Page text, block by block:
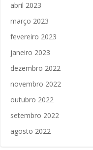
abril 2023
março 2023
fevereiro 2023
janeiro 2023
dezembro 2022
novembro 2022
outubro 2022
setembro 2022
agosto 2022